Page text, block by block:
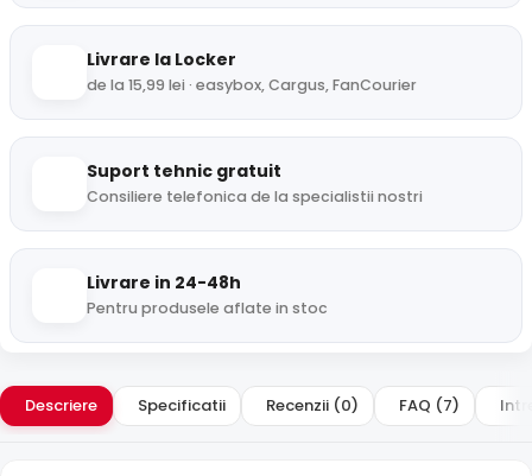
Livrare la Locker
de la 15,99 lei · easybox, Cargus, FanCourier
Suport tehnic gratuit
Consiliere telefonica de la specialistii nostri
Livrare in 24-48h
Pentru produsele aflate in stoc
Descriere Specificatii Recenzii (0) FAQ (7)